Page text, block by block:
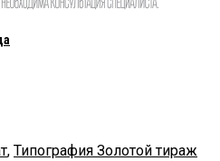
, Типография Золотой тираж